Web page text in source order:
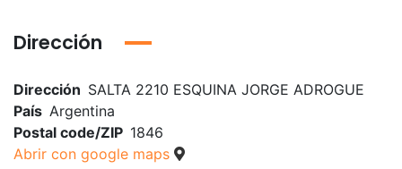
Dirección
Dirección SALTA 2210 ESQUINA JORGE ADROGUE
País Argentina
Postal code/ZIP 1846
Abrir con google maps